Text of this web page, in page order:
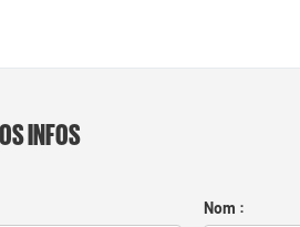
INFOS
Nom :